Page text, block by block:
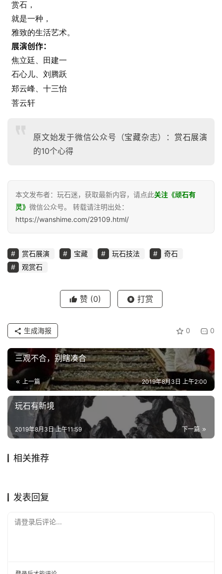
赏石，
就是一种，
雅致的生活艺术。
展演创作：
焦立廷 、田建一
石心儿、 刘腾跃
郑云峰、 十三怡
菩云轩
原文始发于微信公众号（宝藏杂志）： 赏石展演
的10个心得
本文发布者：玩石迷，获取最新内容，请点此关注《顽石有
灵》 微信公众号。 转载请注明出处：
https://wanshime.com/29109.html/
赏石展演 宝藏 玩石技法
奇石
观赏石
赞 (0) 打赏
0 0
生成海报
三观不合，别瞎凑合
上一篇 2019年8月3日 上午2:00
玩石有新境
下一篇
2019年8月3日 上午11:59
相关推荐
诗赏雅石
发表回复
请登录后评论...